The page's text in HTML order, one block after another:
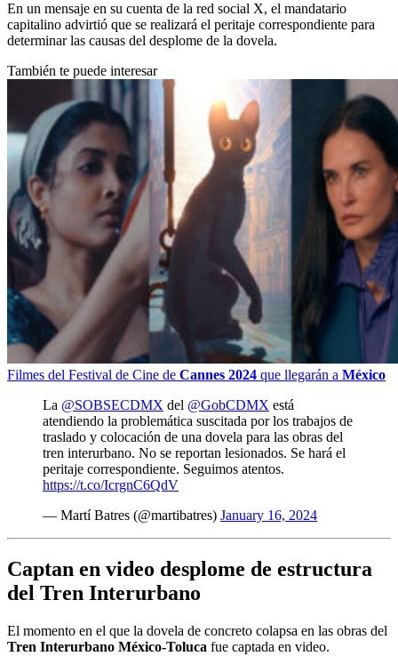
En un mensaje en su cuenta de la red social X, el mandatario
capitalino advirtió que se realizará el peritaje correspondiente para
determinar las causas del desplome de la dovela.
También te puede interesar
Filmes del Festival de Cine de Cannes 2024 que llegarán a México
La @SOBSECDMX del @GobCDMX está
atendiendo la problemática suscitada por los trabajos de
traslado y colocación de una dovela para las obras del
tren interurbano. No se reportan lesionados. Se hará el
peritaje correspondiente. Seguimos atentos.
https://t.co/IcrgnC6QdV
— Martí Batres (@martibatres) January 16, 2024
Captan en video desplome de estructura
del Tren Interurbano
El momento en el que la dovela de concreto colapsa en las obras del
Tren Interurbano México-Toluca fue captada en video.